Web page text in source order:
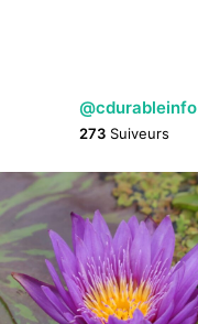
@cdurableinfo
273 Suiveurs